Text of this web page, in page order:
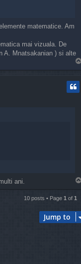
matematice. Am
mai vizuala. De
A. Mnatsakanian ) si alte
ani.
10 posts • Page 1 of 1
Jump to